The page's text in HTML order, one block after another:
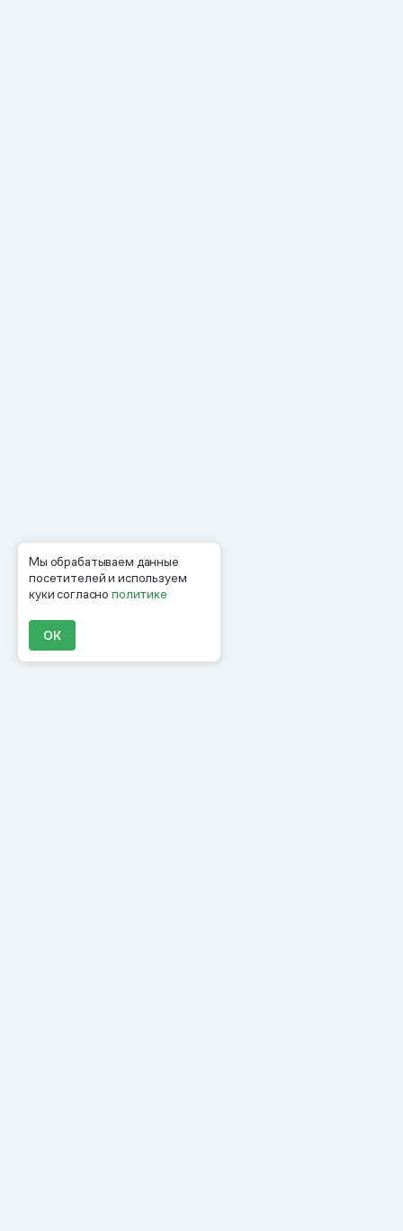
Мы обрабатываем данные
посетителей и используем
куки согласнополитике
ОК